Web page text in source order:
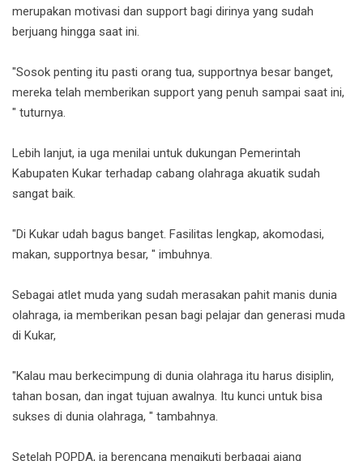
merupakan motivasi dan support bagi dirinya yang sudah
berjuang hingga saat ini.
"Sosok penting itu pasti orang tua, supportnya besar banget,
mereka telah memberikan support yang penuh sampai saat ini,
" tuturnya.
Lebih lanjut, ia uga menilai untuk dukungan Pemerintah
Kabupaten Kukar terhadap cabang olahraga akuatik sudah
sangat baik.
"Di Kukar udah bagus banget. Fasilitas lengkap, akomodasi,
makan, supportnya besar, " imbuhnya.
Sebagai atlet muda yang sudah merasakan pahit manis dunia
olahraga, ia memberikan pesan bagi pelajar dan generasi muda
di Kukar,
"Kalau mau berkecimpung di dunia olahraga itu harus disiplin,
tahan bosan, dan ingat tujuan awalnya. Itu kunci untuk bisa
sukses di dunia olahraga, " tambahnya.
Setelah POPDA, ia berencana mengikuti berbagai ajang